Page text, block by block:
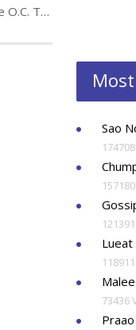
City of Light : The O.C. Thailand Ep.6
Sao
73436